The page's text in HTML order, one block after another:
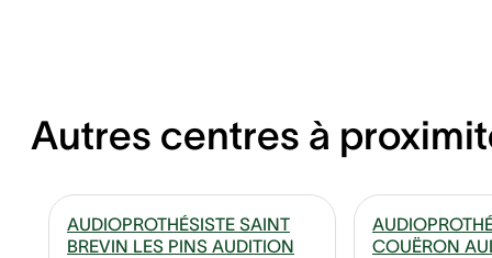
Autres centres à
AUDIOPROTHÉSISTE SAINT
BREVIN LES PINS AUDITION
COUËRON